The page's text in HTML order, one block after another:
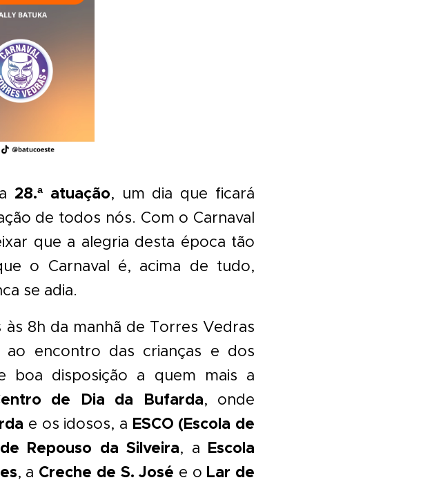
28.ª atuação, um dia que ficará
de todos nós. Com o Carnaval
que a alegria desta época tão
o Carnaval é, acima de tudo,
se adia.
8h da manhã de Torres Vedras
ao encontro das crianças e dos
boa disposição a quem mais a
de Dia da Bufarda, onde
e os idosos, a ESCO (Escola de
Repouso da Silveira, a Escola
, a Creche de S. José e o Lar de